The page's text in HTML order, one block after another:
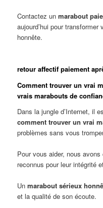
Contactez unmarabout
aujourd’hui pour
honnête.
retour affectif paiement
Comment trouver un vrai
vrais marabouts de
Dans la jungle d’Internet, il
comment trouver un vrai
problèmes sans vous
Pour vous aider, nous
reconnus pour leur intégrité
Unmarabout sérieux
et la qualité de son écoute.